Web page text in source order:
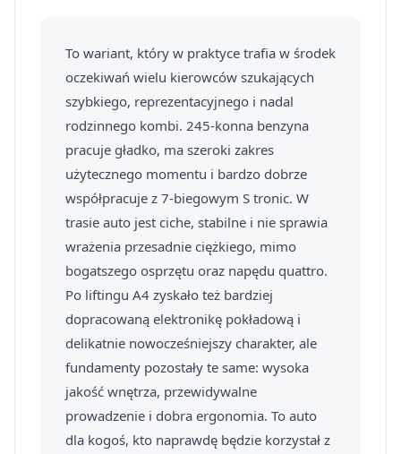
To wariant, który w praktyce trafia w środek
oczekiwań wielu kierowców szukających
szybkiego, reprezentacyjnego i nadal
rodzinnego kombi. 245-konna benzyna
pracuje gładko, ma szeroki zakres
użytecznego momentu i bardzo dobrze
współpracuje z 7-biegowym S tronic. W
trasie auto jest ciche, stabilne i nie sprawia
wrażenia przesadnie ciężkiego, mimo
bogatszego osprzętu oraz napędu quattro.
Po liftingu A4 zyskało też bardziej
dopracowaną elektronikę pokładową i
delikatnie nowocześniejszy charakter, ale
fundamenty pozostały te same: wysoka
jakość wnętrza, przewidywalne
prowadzenie i dobra ergonomia. To auto
dla kogoś, kto naprawdę będzie korzystał z